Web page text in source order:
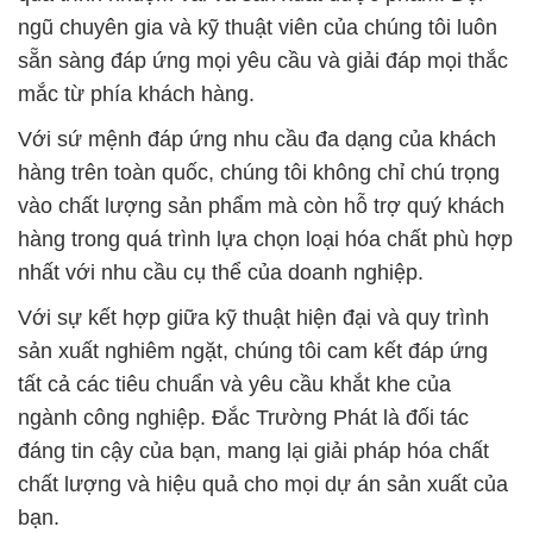
ngũ chuyên gia và kỹ thuật viên của chúng tôi luôn
sẵn sàng đáp ứng mọi yêu cầu và giải đáp mọi thắc
mắc từ phía khách hàng.
Với sứ mệnh đáp ứng nhu cầu đa dạng của khách
hàng trên toàn quốc, chúng tôi không chỉ chú trọng
vào chất lượng sản phẩm mà còn hỗ trợ quý khách
hàng trong quá trình lựa chọn loại hóa chất phù hợp
nhất với nhu cầu cụ thể của doanh nghiệp.
Với sự kết hợp giữa kỹ thuật hiện đại và quy trình
sản xuất nghiêm ngặt, chúng tôi cam kết đáp ứng
tất cả các tiêu chuẩn và yêu cầu khắt khe của
ngành công nghiệp. Đắc Trường Phát là đối tác
đáng tin cậy của bạn, mang lại giải pháp hóa chất
chất lượng và hiệu quả cho mọi dự án sản xuất của
bạn.